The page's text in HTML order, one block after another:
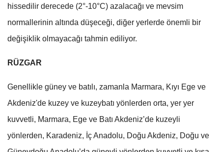
hissedilir derecede (2°-10°C) azalacağı ve mevsim
normallerinin altında düşeceği, diğer yerlerde önemli bir
değişiklik olmayacağı tahmin ediliyor.
RÜZGAR
Genellikle güney ve batılı, zamanla Marmara, Kıyı Ege ve
Akdeniz'de kuzey ve kuzeybatı yönlerden orta, yer yer
kuvvetli, Marmara, Ege ve Batı Akdeniz’de kuzeyli
yönlerden, Karadeniz, İç Anadolu, Doğu Akdeniz, Doğu ve